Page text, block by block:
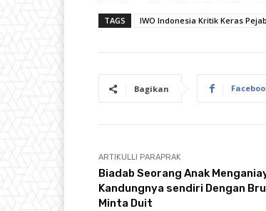
TAGS IWO Indonesia Kritik Keras
Bagikan
ARTIKULLI PARAPRAK
Biadab Seorang Anak
Kandungnya sendiri Dengan
Minta Duit